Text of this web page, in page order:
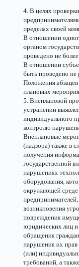
4. В целях
пределах своей
В отношении
органом
проведено не
В отношении
быть проведено не
Положения
плановых
5. Внеплановой
устранении
индивидуального
контролю
Внеплановые
(надзора) также в
получения
государственной
нарушениях
оборудования,
окружающей среде
предпринимателей;
возникновения
повреждения
юридических лиц
обращения
нарушения их прав
(или)
требований, а